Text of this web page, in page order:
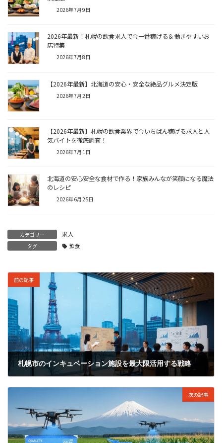
2026年7月9日
2026年最新！札幌の飲食求人で今一番稼げる＆働きやすいお
店特集
2026年7月8日
【2026年最新】北海道の安心・安全な絶品グルメ決定版
2026年7月2日
【2026年最新】札幌の飲食業界で今いちばん稼げる求人と人
気バイトを徹底調査！
2026年7月1日
北海道の安心安全な食材で作る！家族みんなが笑顔になる魔法
のレシピ
2026年6月25日
カテゴリー 求人
タグ 飲食
前の記事
札幌市のインキュベーション施設を最大限活用する戦略
次の記事